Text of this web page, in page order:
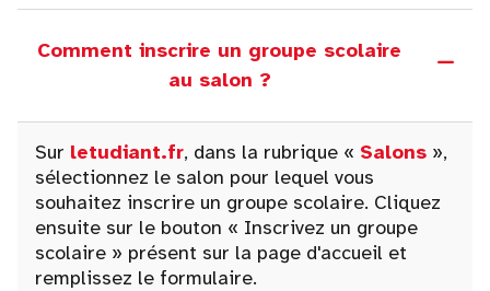
Comment inscrire un groupe scolaire
au salon ?
Sur letudiant.fr, dans la rubrique « Salons »,
sélectionnez le salon pour lequel vous
souhaitez inscrire un groupe scolaire. Cliquez
ensuite sur le bouton « Inscrivez un groupe
scolaire » présent sur la page d'accueil et
remplissez le formulaire.